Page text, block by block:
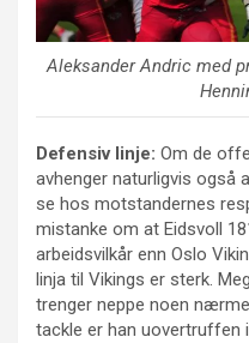
Aleksander Andric med
Defensiv linje: Om de
avhenger naturligvis også
se hos motstandernes
mistanke om at Eidsvoll
arbeidsvilkår enn Oslo
linja til Vikings er sterk.
trenger neppe noen
tackle er han uovertruffen